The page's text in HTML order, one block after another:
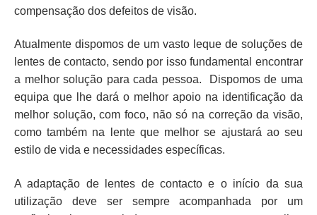
compensação dos defeitos de visão.
Atualmente dispomos de um vasto leque de soluções de
lentes de contacto, sendo por isso fundamental encontrar
a melhor solução para cada pessoa. Dispomos de uma
equipa que lhe dará o melhor apoio na identificação da
melhor solução, com foco, não só na correção da visão,
como também na lente que melhor se ajustará ao seu
estilo de vida e necessidades específicas.
A adaptação de lentes de contacto e o início da sua
utilização deve ser sempre acompanhada por um